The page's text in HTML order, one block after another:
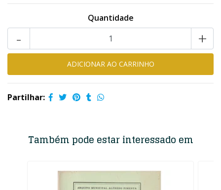
Quantidade
+
-
Partilhar:
Também pode estar interessado em